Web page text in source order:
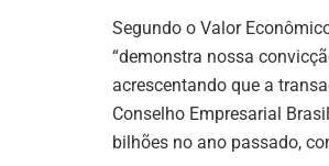
Segundo o Valor
“demonstra nossa
acrescentando que a
Conselho Empresarial
bilhões no ano passado,